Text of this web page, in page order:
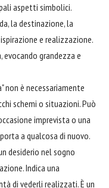
aspetti simbolici.
la destinazione, la
e realizzazione.
evocando grandezza e
non è necessariamente
schemi o situazioni. Può
imprevista o una
a qualcosa di nuovo.
desiderio nel sogno
Indica una
di vederli realizzati. È un